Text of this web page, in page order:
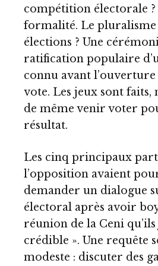
compétition électorale ?
formalité. Le pluralisme
élections ? Une
ratification populaire
connu avant
vote. Les jeux sont
de même venir voter
résultat.
Les cinq principaux
l’opposition avaient
demander un dialogue
électoral après avoir
réunion de la Ceni
crédible ». Une requête
modeste : discuter des